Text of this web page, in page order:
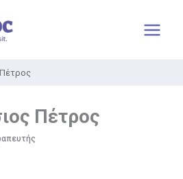
Πέτρος